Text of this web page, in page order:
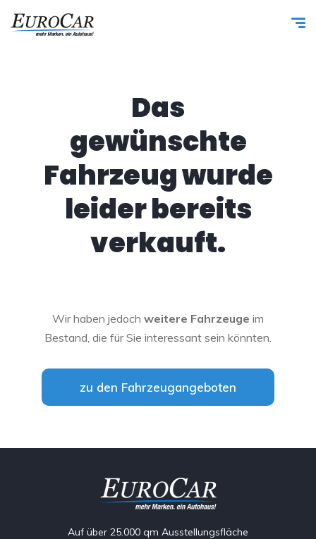
Das
gewünschte
Fahrzeug wurde
leider bereits
verkauft.
Wir haben jedoch weitere Fahrzeuge im
Bestand, die für Sie interessant sein könnten.
zu den Fahrzeugangeboten
Auf über 25.000 qm Ausstellungsfläche